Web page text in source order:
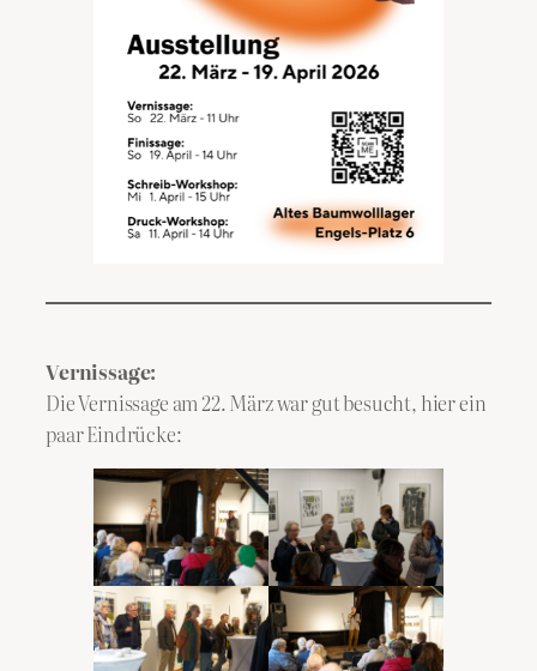
Vernissage:
Die Vernissage am 22. März war gut besucht, hier ein
paar Eindrücke: